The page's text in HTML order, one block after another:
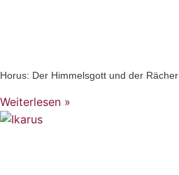
Horus: Der Himmelsgott und der Rächer
Weiterlesen »